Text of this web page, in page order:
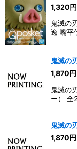
1,320円
鬼滅の
逸 嘴平
鬼滅の
1,870円
鬼滅の
ー） 全
鬼滅の
1,870円